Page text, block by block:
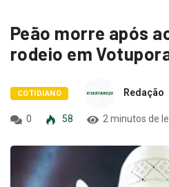
Peão morre após
rodeio em
COTIDIANO Redação
0 58 2 minutos de